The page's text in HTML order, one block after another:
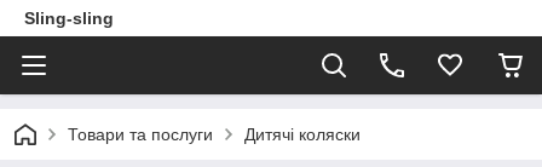
Sling-sling
Товари та послуги Дитячі коляски